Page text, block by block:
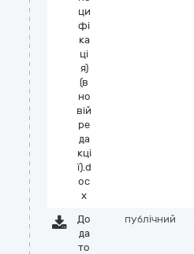
ци
фі
ка
ці
я)
(в
но
вій
ре
да
кці
ї).d
oc
x
До
да
то
публічний